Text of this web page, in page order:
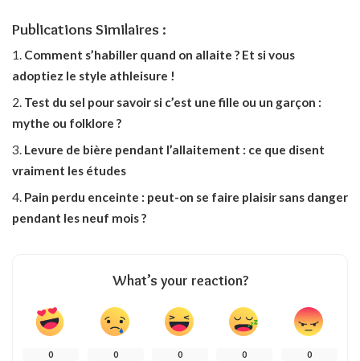
Publications Similaires :
Comment s’habiller quand on allaite ? Et si vous
adoptiez le style athleisure !
Test du sel pour savoir si c’est une fille ou un garçon :
mythe ou folklore ?
Levure de bière pendant l’allaitement : ce que disent
vraiment les études
Pain perdu enceinte : peut-on se faire plaisir sans danger
pendant les neuf mois ?
What’s your reaction?
0 0 0 0 0